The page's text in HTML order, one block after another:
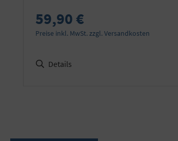
59,90 €
Preise inkl. MwSt. zzgl. Versandkosten
Details